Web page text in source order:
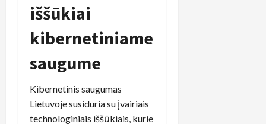
iššūkiai
kibernetiniame
saugume
Kibernetinis saugumas
Lietuvoje susiduria su įvairiais
technologiniais iššūkiais, kurie